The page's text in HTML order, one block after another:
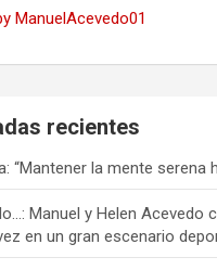
ManuelAcevedo01
recientes
“Mantener la mente serena
Manuel y Helen Acevedo
en un gran escenario